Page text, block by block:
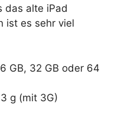
das alte iPad
ist es sehr viel
GB, 32 GB oder 64
g (mit 3G)